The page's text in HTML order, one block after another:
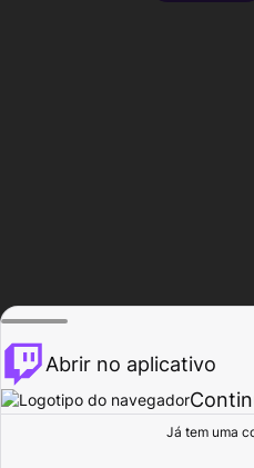
Procurar
Abrir no aplicativo
Já tem uma